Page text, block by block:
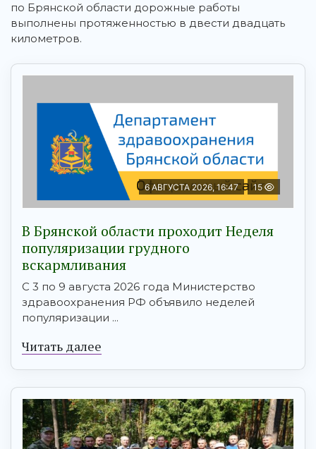
по Брянской области дорожные работы
выполнены протяженностью в двести двадцать
километров.
6 АВГУСТА 2026, 16:47 15
В Брянской области проходит Неделя
популяризации грудного
вскармливания
С 3 по 9 августа 2026 года Министерство
здравоохранения РФ объявило неделей
популяризации ...
Читать далее